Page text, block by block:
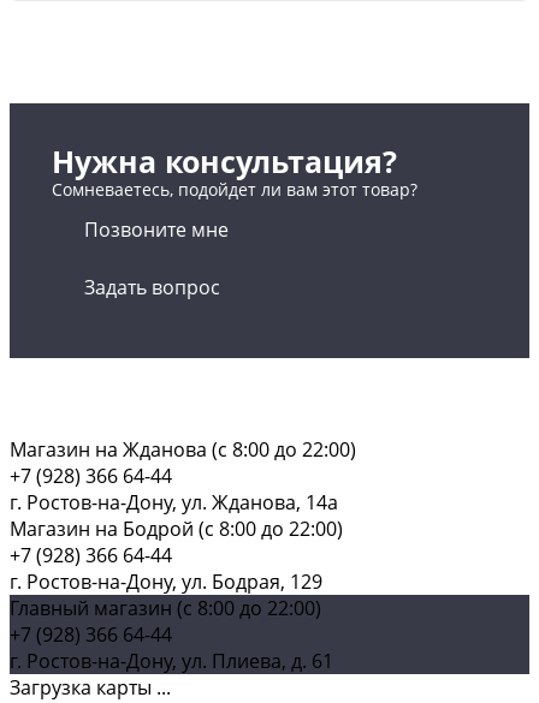
Нужна консультация?
Сомневаетесь, подойдет ли вам этот товар?
Позвоните мне
Задать вопрос
Магазин на Жданова (c 8:00 до 22:00)
+7 (928) 366 64-44
г. Ростов-на-Дону, ул. Жданова, 14а
Магазин на Бодрой (c 8:00 до 22:00)
+7 (928) 366 64-44
г. Ростов-на-Дону, ул. Бодрая, 129
Главный магазин (c 8:00 до 22:00)
+7 (928) 366 64-44
г. Ростов-на-Дону, ул. Плиева, д. 61
Загрузка карты ...